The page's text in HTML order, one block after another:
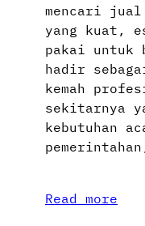
mencari jual
yang kuat,
pakai untuk
hadir
kemah
sekitarnya
kebutuhan
Read more